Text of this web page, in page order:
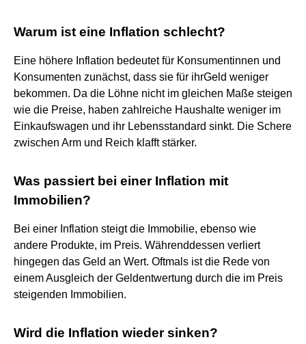
Warum ist eine Inflation schlecht?
Eine höhere Inflation bedeutet für Konsumentinnen und
Konsumenten zunächst, dass sie für ihrGeld weniger
bekommen. Da die Löhne nicht im gleichen Maße steigen
wie die Preise, haben zahlreiche Haushalte weniger im
Einkaufswagen und ihr Lebensstandard sinkt. Die Schere
zwischen Arm und Reich klafft stärker.
Was passiert bei einer Inflation mit
Immobilien?
Bei einer Inflation steigt die Immobilie, ebenso wie
andere Produkte, im Preis. Währenddessen verliert
hingegen das Geld an Wert. Oftmals ist die Rede von
einem Ausgleich der Geldentwertung durch die im Preis
steigenden Immobilien.
Wird die Inflation wieder sinken?